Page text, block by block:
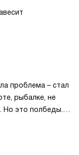
проблема – стал
рыбалке, не
Но это полбеды.
в нашем